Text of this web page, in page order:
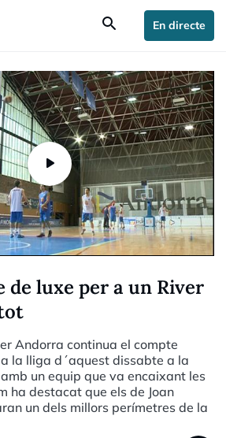
search En directe
luxe per a un River
Andorra continua el compte
la lliga d´aquest dissabte a la
un equip que va encaixant les
ha destacat que els de Joan
un dels millors perímetres de la